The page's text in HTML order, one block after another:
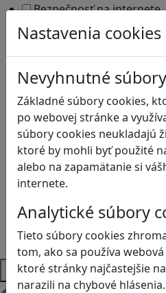
Nastavenia cookies
Nevyhnutné
Základné súbory cookies,
po webovej stránke a
súbory cookies neukladajú
ktoré by mohli byť použité
alebo na zapamätanie si
internete.
Analytické súbory
Tieto súbory cookies
tom, ako sa používa
ktoré stránky najčastejšie
narazili na chybové
Bezpečnosť na internete
Čítanie s porozumením
Digitálna rovnováha
Ekológia
Globálne vzdelávanie
Kreativita
Kritické myslenie
Kyberšikana
Logické myslenie
Ľudské práva a tolerancia
Motorika a koncentrácia
Programovanie/Technika
Sociálne zručnosti a
Strategické myslenie
Zdravie a pohyb
Platformy